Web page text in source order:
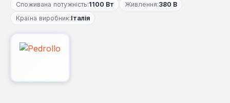
Споживана потужність:1100 Вт Живлення:380 В
Країна виробник:Італія